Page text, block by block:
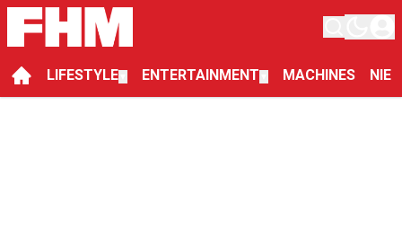
LIFESTYLE ENTERTAINMENT MACHINES